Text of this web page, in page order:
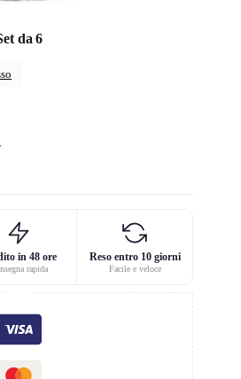
da 6
in 48 ore
rapida
Reso entro 10 giorni
Facile e veloce